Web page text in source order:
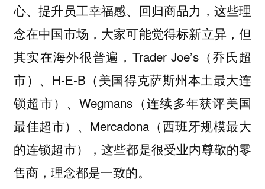
心、提升员工幸福感、回归商品力，这些理
念在中国市场，大家可能觉得标新立异，但
其实在海外很普遍，Trader Joe’s（乔氏超
市）、H-E-B（美国得克萨斯州本土最大连
锁超市）、Wegmans（连续多年获评美国
最佳超市）、Mercadona（西班牙规模最大
的连锁超市），这些都是很受业内尊敬的零
售商，理念都是一致的。